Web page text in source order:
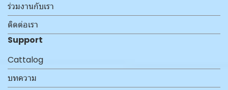
ร่วมงานกับเรา
ติดต่อเรา
Support
Cattalog
บทความ